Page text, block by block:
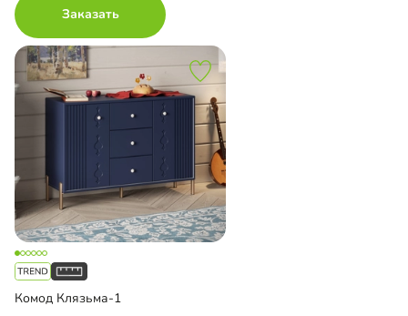
Заказать
Комод Клязьма-1